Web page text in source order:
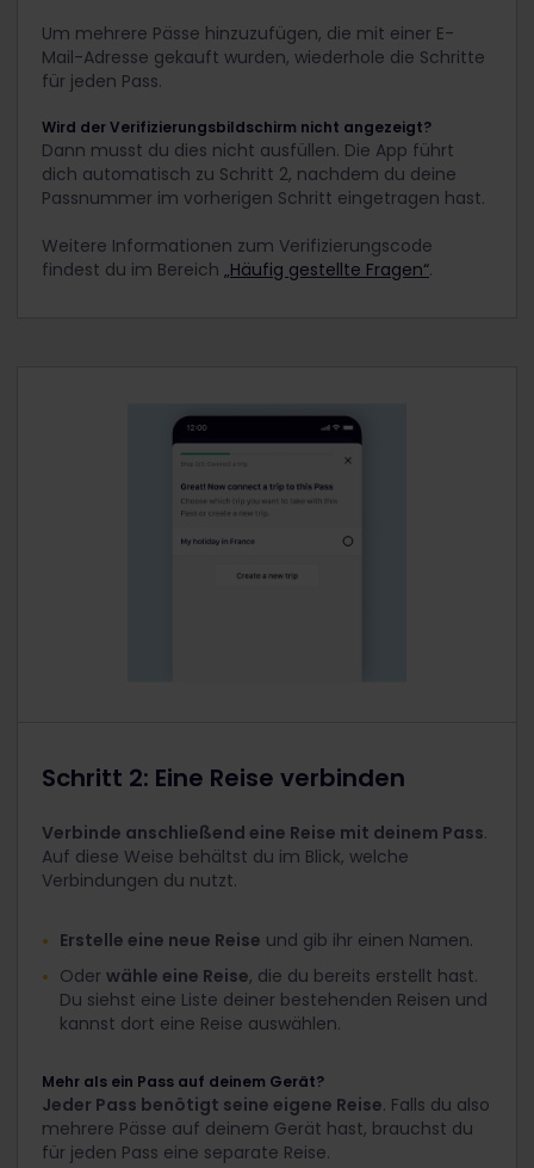
Um mehrere Pässe hinzuzufügen, die mit einer E-
Mail-Adresse gekauft wurden, wiederhole die Schritte
für jeden Pass.
Wird der Verifizierungsbildschirm nicht angezeigt?
Dann musst du dies nicht ausfüllen. Die App führt
dich automatisch zu Schritt 2, nachdem du deine
Passnummer im vorherigen Schritt eingetragen hast.
Weitere Informationen zum Verifizierungscode
findest du im Bereich „Häufig gestellte Fragen“.
Schritt 2: Eine Reise verbinden
Verbinde anschließend eine Reise mit deinem Pass.
Auf diese Weise behältst du im Blick, welche
Verbindungen du nutzt.
Erstelle eine neue Reise und gib ihr einen Namen.
Oder wähle eine Reise, die du bereits erstellt hast.
Du siehst eine Liste deiner bestehenden Reisen und
kannst dort eine Reise auswählen.
Mehr als ein Pass auf deinem Gerät?
Jeder Pass benötigt seine eigene Reise. Falls du also
mehrere Pässe auf deinem Gerät hast, brauchst du
für jeden Pass eine separate Reise.